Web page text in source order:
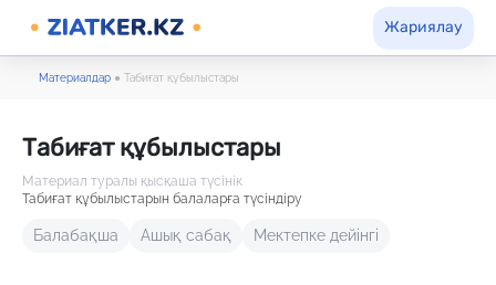
Жариялау
Материалдар ● Табиғат құбылыстары
Табиғат құбылыстары
Материал туралы қысқаша түсінік
Табиғат құбылыстарын балаларға түсіндіру
Балабақша Ашық сабақ Мектепке дейінгі